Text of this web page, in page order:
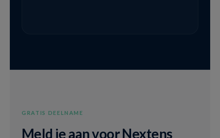
GRATIS DEELNAME
Meld je aan voor Nextens